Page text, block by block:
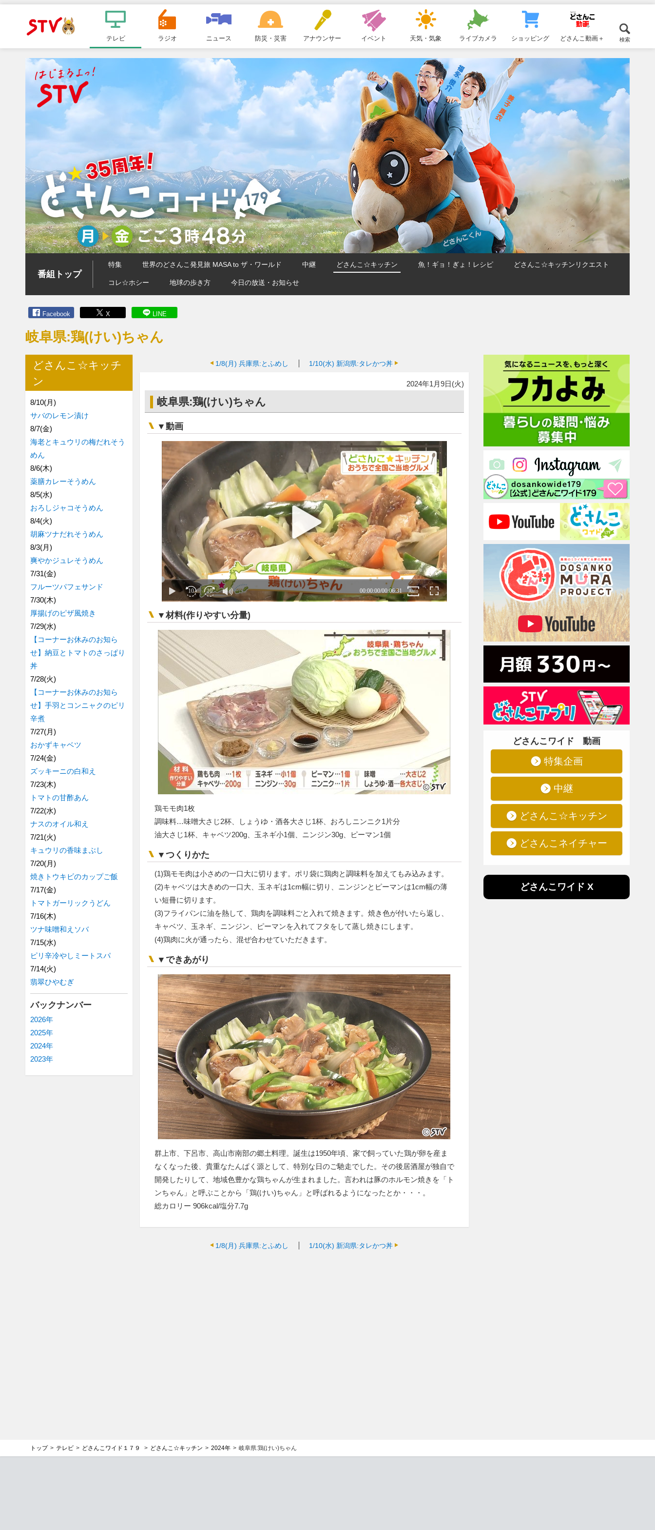
ＳＴＶ札
幌テレビ
ュ
ー
テレビ ラジオ ニュース 防災・災害 アナウンサー イベント 天気・気象 ライブカメラ ショッピング どさんこ動画＋ 検索
番組トップ
特集 世界のどさんこ発見旅 MASA to ザ・ワールド 中継 どさんこ☆キッチン 魚！ギョ！ぎょ！レシピ どさんこ☆キッチンリクエスト
コレ☆ホシー 地球の歩き方 今日の放送・お知らせ
Facebook X LINE
岐阜県:鶏(けい)ちゃん
1/8(月) 兵庫県:とふめし 1/10(水) 新潟県:タレかつ丼
2024年1月9日(火)
岐阜県:鶏(けい)ちゃん
▼動画
▼材料(作りやすい分量)
鶏モモ肉1枚
調味料…味噌大さじ2杯、しょうゆ・酒各大さじ1杯、おろしニンニク1片分
油大さじ1杯、キャベツ200g、玉ネギ小1個、ニンジン30g、ピーマン1個
▼つくりかた
(1)鶏モモ肉は小さめの一口大に切ります。ポリ袋に鶏肉と調味料を加えてもみ込みます。
(2)キャベツは大きめの一口大、玉ネギは1cm幅に切り、ニンジンとピーマンは1cm幅の薄
い短冊に切ります。
(3)フライパンに油を熱して、鶏肉を調味料ごと入れて焼きます。焼き色が付いたら返し、
キャベツ、玉ネギ、ニンジン、ピーマンを入れてフタをして蒸し焼きにします。
(4)鶏肉に火が通ったら、混ぜ合わせていただきます。
▼できあがり
群上市、下呂市、高山市南部の郷土料理。誕生は1950年頃、家で飼っていた鶏が卵を産ま
なくなった後、貴重なたんぱく源として、特別な日のご馳走でした。その後居酒屋が独自で
開発したりして、地域色豊かな鶏ちゃんが生まれました。言われは豚のホルモン焼きを「ト
ンちゃん」と呼ぶことから「鶏(けい)ちゃん」と呼ばれるようになったとか・・・。
総カロリー 906kcal/塩分7.7g
1/8(月) 兵庫県:とふめし 1/10(水) 新潟県:タレかつ丼
どさんこ☆キッチ
ン
8/10(月)
サバのレモン漬け
8/7(金)
海老とキュウリの梅だれそう
めん
8/6(木)
薬膳カレーそうめん
8/5(水)
おろしジャコそうめん
8/4(火)
胡麻ツナだれそうめん
8/3(月)
爽やかジュレそうめん
7/31(金)
フルーツパフェサンド
7/30(木)
厚揚げのピザ風焼き
7/29(水)
【コーナーお休みのお知ら
せ】納豆とトマトのさっぱり
丼
7/28(火)
【コーナーお休みのお知ら
せ】手羽とコンニャクのピリ
辛煮
7/27(月)
おかずキャベツ
7/24(金)
ズッキーニの白和え
7/23(木)
トマトの甘酢あん
7/22(水)
ナスのオイル和え
7/21(火)
キュウリの香味まぶし
7/20(月)
焼きトウキビのカップご飯
7/17(金)
トマトガーリックうどん
7/16(木)
ツナ味噌和えソバ
7/15(水)
ピリ辛冷やしミートスパ
7/14(火)
翡翠ひやむぎ
バックナンバー
2026年
2025年
2024年
2023年
どさんこワイド 動画
特集企画
中継
どさんこ☆キッチン
どさんこネイチャー
どさんこワイド X
トップ テレビ どさんこワイド１７９ どさんこ☆キッチン 2024年 岐阜県:鶏(けい)ちゃん